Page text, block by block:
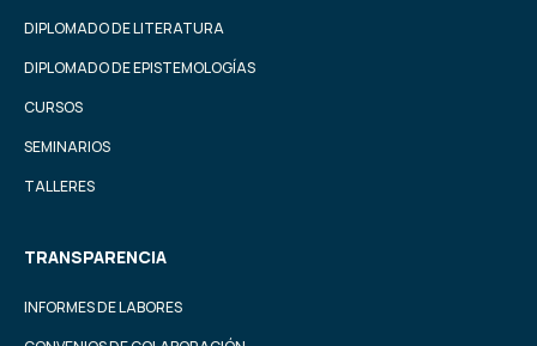
DIPLOMADO DE LITERATURA
DIPLOMADO DE EPISTEMOLOGÍAS
CURSOS
SEMINARIOS
TALLERES
TRANSPARENCIA
INFORMES DE LABORES